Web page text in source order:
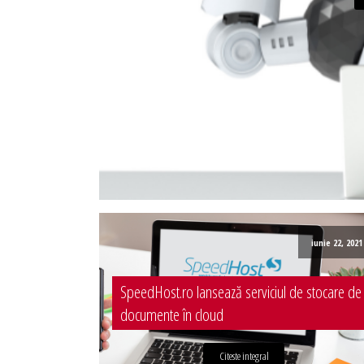
iunie 22, 2021
SpeedHost.ro lansează serviciul de stocare de
documente în cloud
Citeste integral